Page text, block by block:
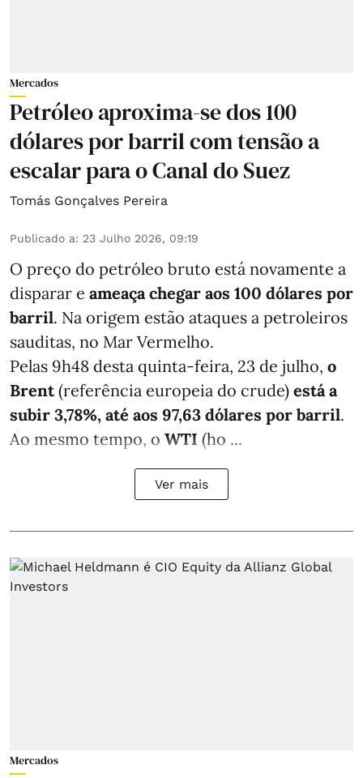
Mercados
Petróleo aproxima-se dos 100
dólares por barril com tensão a
escalar para o Canal do Suez
Tomás Gonçalves Pereira
Publicado a: 23 Julho 2026, 09:19
O preço do petróleo bruto está novamente a
disparar e ameaça chegar aos 100 dólares por
barril. Na origem estão ataques a petroleiros
sauditas, no Mar Vermelho.
Pelas 9h48 desta quinta-feira, 23 de julho, o
Brent(referência europeia do crude) está a
subir 3,78%, até aos 97,63 dólares por barril.
Ao mesmo tempo, o WTI (ho ...
Ver mais
Mercados